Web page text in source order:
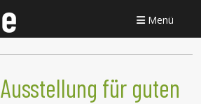
Menü
Ausstellung für guten